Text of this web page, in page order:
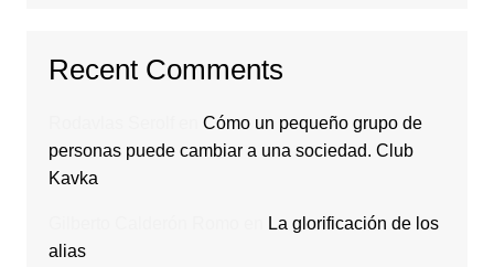
Recent Comments
Cómo un pequeño grupo de
personas puede cambiar a una sociedad. Club
Kavka
La glorificación de los
alias